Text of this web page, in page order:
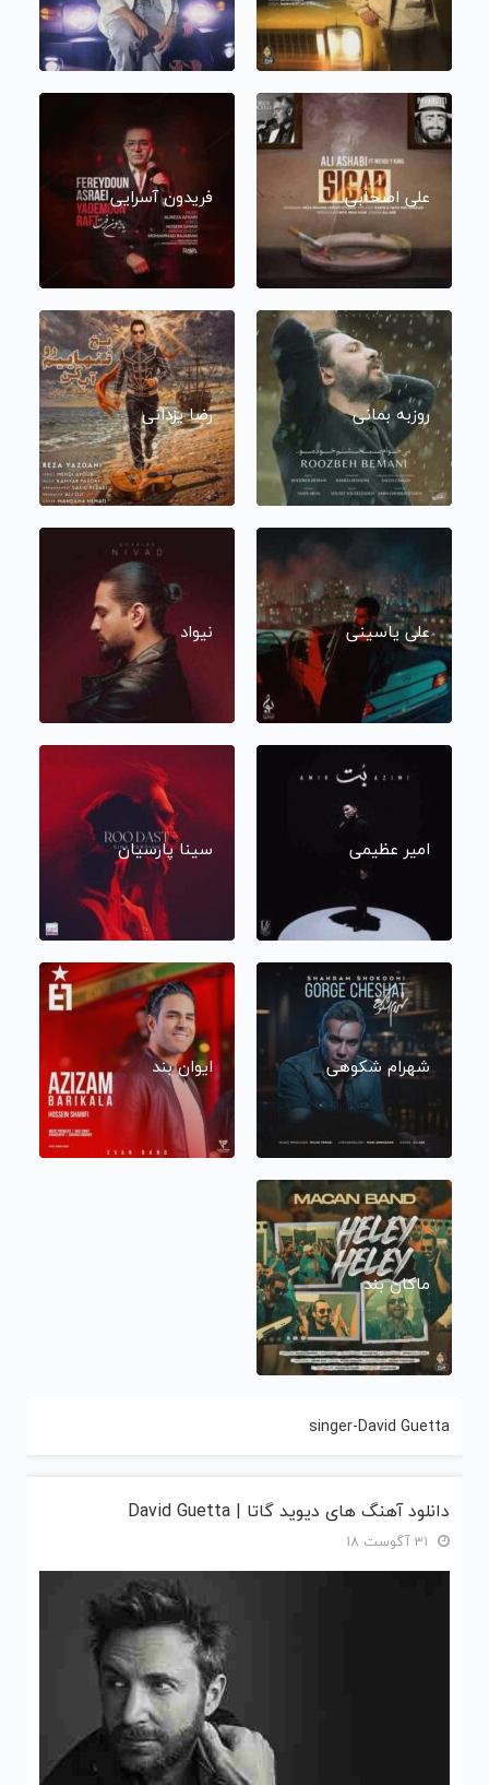
علی اصحابی فریدون آسرایی
روزبه بمانی رضا یزدانی
علی یاسینی نیواد
امیر عظیمی سینا پارسیان
شهرام شکوهی ایوان بند
ماکان بند
singer-David Guetta
دانلود آهنگ های دیوید گاتا | David Guetta